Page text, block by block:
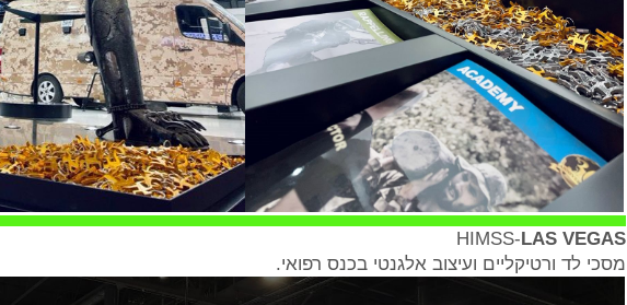
​HIMSS-LAS VEGAS
מסכי לד ורטיקליים ועיצוב אלגנטי בכנס רפואי.